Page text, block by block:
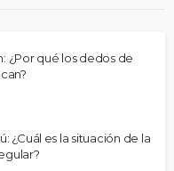
¿Por qué los dedos de
¿Cuál es la situación de la